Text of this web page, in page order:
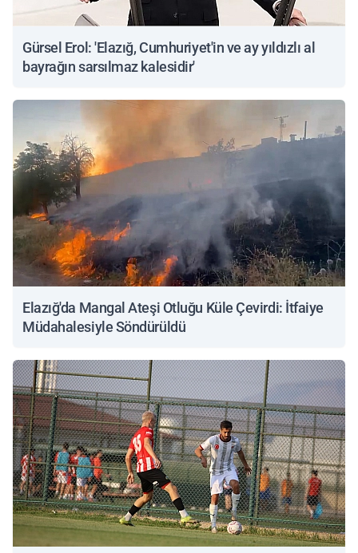
Gürsel Erol: 'Elazığ, Cumhuriyet'in ve ay yıldızlı al
bayrağın sarsılmaz kalesidir'
Elazığ'da Mangal Ateşi Otluğu Küle Çevirdi: İtfaiye
Müdahalesiyle Söndürüldü